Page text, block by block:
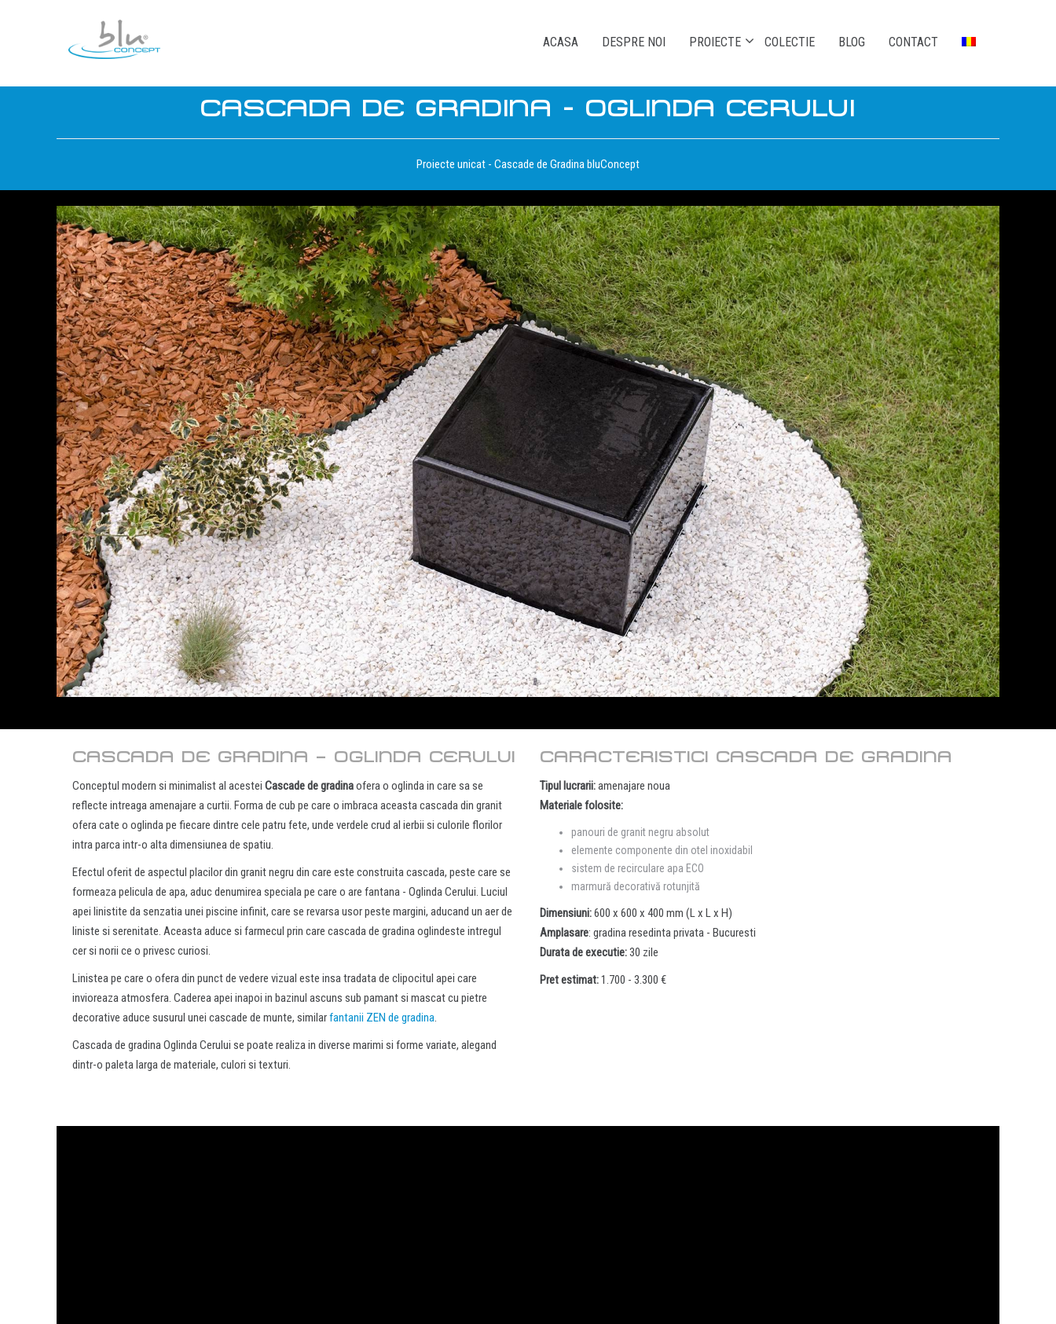
ACASA DESPRE NOI PROIECTE COLECTIE BLOG CONTACT
CASCADA DE GRADINA - OGLINDA CERULUI
Proiecte unicat - Cascade de Gradina bluConcept
CASCADA DE GRADINA – OGLINDA CERULUI
Conceptul modern si minimalist al acestei Cascade de gradinaofera o oglinda in care sa se
reflecte intreaga amenajare a curtii. Forma de cub pe care o imbraca aceasta cascada din granit
ofera cate o oglinda pe fiecare dintre cele patru fete, unde verdele crud al ierbii si culorile florilor
intra parca intr-o alta dimensiunea de spatiu.
Efectul oferit de aspectul placilor din granit negru din care este construita cascada, peste care se
formeaza pelicula de apa, aduc denumirea speciala pe care o are fantana - Oglinda Cerului. Luciul
apei linistite da senzatia unei piscine infinit, care se revarsa usor peste margini, aducand un aer de
liniste si serenitate. Aceasta aduce si farmecul prin care cascada de gradina oglindeste intregul
cer si norii ce o privesc curiosi.
Linistea pe care o ofera din punct de vedere vizual este insa tradata de clipocitul apei care
invioreaza atmosfera. Caderea apei inapoi in bazinul ascuns sub pamant si mascat cu pietre
decorative aduce susurul unei cascade de munte, similarfantanii ZEN de gradina.
Cascada de gradina Oglinda Cerului se poate realiza in diverse marimi si forme variate, alegand
dintr-o paleta larga de materiale, culori si texturi.
CARACTERISTICI CASCADA DE GRADINA
Tipul lucrarii:amenajare noua
Materiale folosite:
panouri de granit negru absolut
elemente componente din otel inoxidabil
sistem de recirculare apa ECO
marmură decorativă rotunjită
Dimensiuni:600 x 600 x 400 mm (L x L x H)
Amplasare: gradina resedinta privata - Bucuresti
Durata de executie:30 zile
Pret estimat:1.700 - 3.300 €